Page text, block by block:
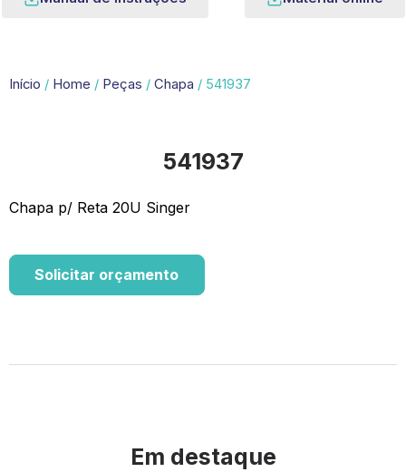
Início / Home / Peças / Chapa / 541937
541937
Chapa p/ Reta 20U Singer
Solicitar orçamento
Em destaque